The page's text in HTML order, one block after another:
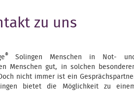
zu uns
®
Solingen Menschen in Not-
Menschen gut, in solchen
nicht immer ist ein
bietet die Möglichkeit zu